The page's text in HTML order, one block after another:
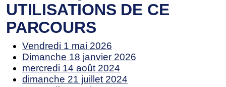
UTILISATIONS DE CE
PARCOURS
Vendredi 1 mai 2026
Dimanche 18 janvier 2026
mercredi 14 août 2024
dimanche 21 juillet 2024